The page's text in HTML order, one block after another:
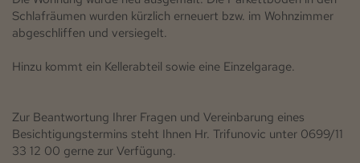
Schlafräumen wurden kürzlich erneuert bzw. im Wohnzimmer
abgeschliffen und versiegelt.
Hinzu kommt ein Kellerabteil sowie eine Einzelgarage.
Zur Beantwortung Ihrer Fragen und Vereinbarung eines
Besichtigungstermins steht Ihnen Hr. Trifunovic unter 0699/11
33 12 00 gerne zur Verfügung.